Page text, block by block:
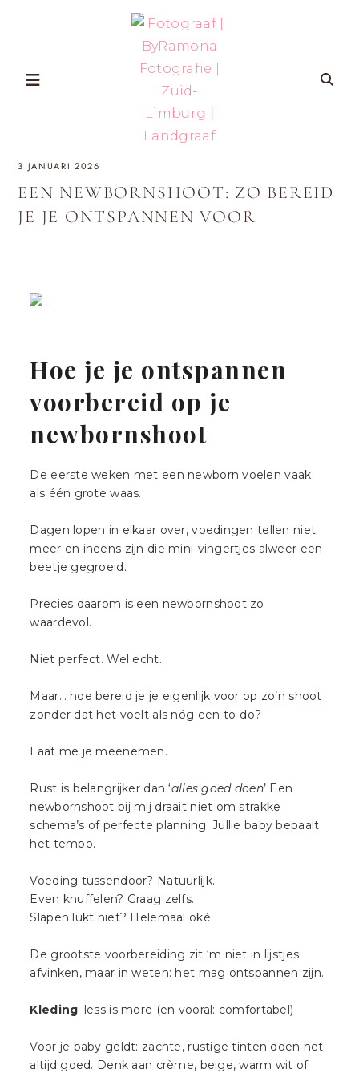
|
BYRAMONA
|
LANDGRAAF
IN
ZUID-
LIMBURG
VOOR
ZICHTBAAR
DURVEN
3 JANUARI 2026
EEN NEWBORNSHOOT: ZO BEREID
JE JE ONTSPANNEN VOOR
Hoe je je ontspannen
voorbereid op je
newbornshoot
De eerste weken met een newborn voelen vaak
als één grote waas.
Dagen lopen in elkaar over, voedingen tellen niet
meer en ineens zijn die mini-vingertjes alweer een
beetje gegroeid.
Precies daarom is een newbornshoot zo
waardevol.
Niet perfect. Wel echt.
Maar… hoe bereid je je eigenlijk voor op zo’n shoot
zonder dat het voelt als nóg een to-do?
Laat me je meenemen.
Rust is belangrijker dan ‘alles goed doen’ Een
newbornshoot bij mij draait niet om strakke
schema’s of perfecte planning. Jullie baby bepaalt
het tempo.
Voeding tussendoor? Natuurlijk.
Even knuffelen? Graag zelfs.
Slapen lukt niet? Helemaal oké.
De grootste voorbereiding zit ‘m niet in lijstjes
afvinken, maar in weten: het mag ontspannen zijn.
Kleding: less is more (en vooral: comfortabel)
Voor je baby geldt: zachte, rustige tinten doen het
altijd goed. Denk aan crème, beige, warm wit of